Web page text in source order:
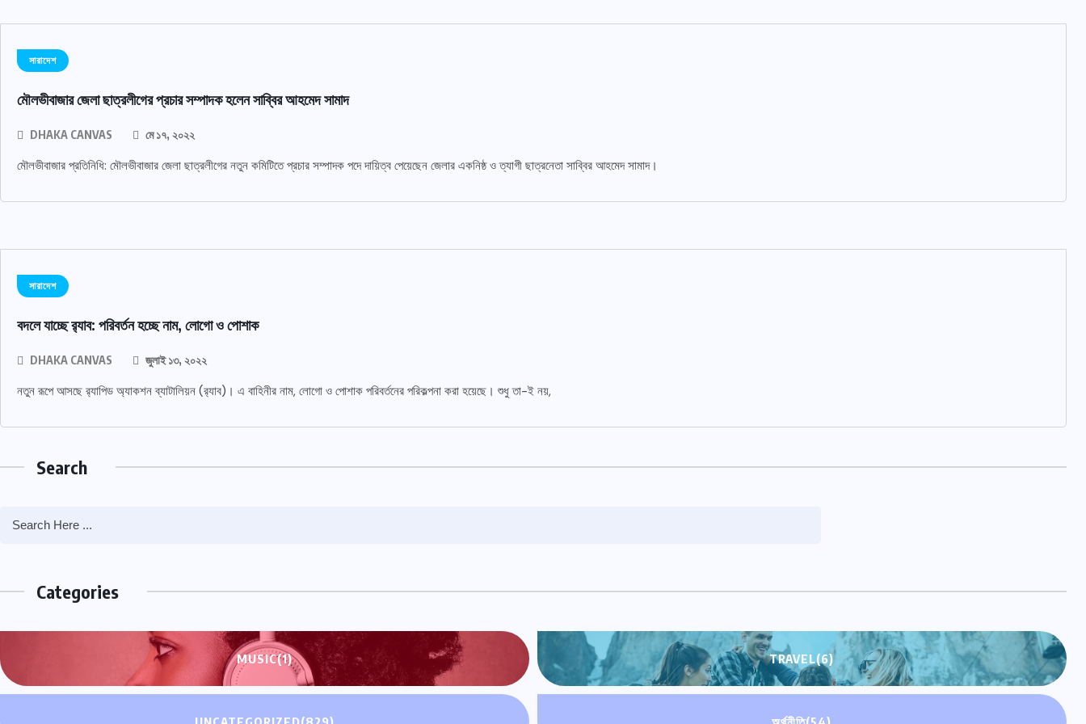
সারাদেশ
মৌলভীবাজার জেলা ছাত্রলীগের প্রচার সম্পাদক হলেন সাব্বির আহমেদ সামাদ
DHAKA CANVAS মে ১৭, ২০২২
মৌলভীবাজার প্রতিনিধি: মৌলভীবাজার জেলা ছাত্রলীগের নতুন কমিটিতে প্রচার সম্পাদক পদে দায়িত্ব পেয়েছেন জেলার একনিষ্ঠ ও ত্যাগী ছাত্রনেতা সাব্বির আহমেদ সামাদ।
সারাদেশ
বদলে যাচ্ছে র‌্যাব: পরিবর্তন হচ্ছে নাম, লোগো ও পোশাক
DHAKA CANVAS জুলাই ১৩, ২০২২
নতুন রূপে আসছে র‌্যাপিড অ্যাকশন ব্যাটালিয়ন (র‌্যাব)। এ বাহিনীর নাম, লোগো ও পোশাক পরিবর্তনের পরিকল্পনা করা হয়েছে। শুধু তা-ই নয়,
Search
Categories
MUSIC(1) TRAVEL (6)